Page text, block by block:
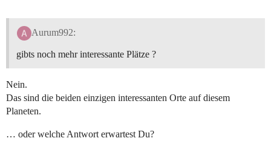
Aurum992:
gibts noch mehr interessante Plätze ?
Nein.
Das sind die beiden einzigen interessanten Orte auf diesem
Planeten.
… oder welche Antwort erwartest Du?